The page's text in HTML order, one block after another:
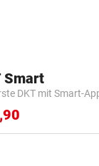
Smart
DKT mit Smart-